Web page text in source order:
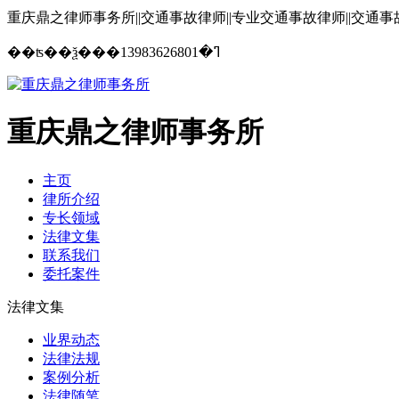
重庆鼎之律师事务所||交通事故律师||专业交通事故律师||交通事
��ʦ��ѯ���ߣ�13983626801
重庆鼎之律师事务所
主页
律所介绍
专长领域
法律文集
联系我们
委托案件
法律文集
业界动态
法律法规
案例分析
法律随笔